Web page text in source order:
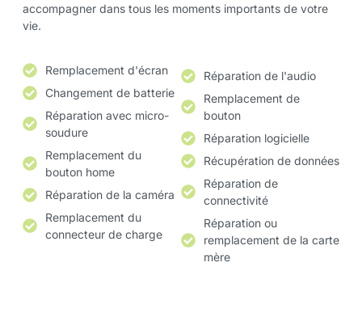
accompagner dans tous les moments importants de votre
vie.
Remplacement d'écran
Changement de batterie
Réparation avec micro-
soudure
Remplacement du
bouton home
Réparation de la caméra
Remplacement du
connecteur de charge
Réparation de l'audio
Remplacement de
bouton
Réparation logicielle
Récupération de données
Réparation de
connectivité
Réparation ou
remplacement de la carte
mère